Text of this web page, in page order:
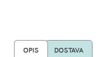
OPIS DOSTAVA